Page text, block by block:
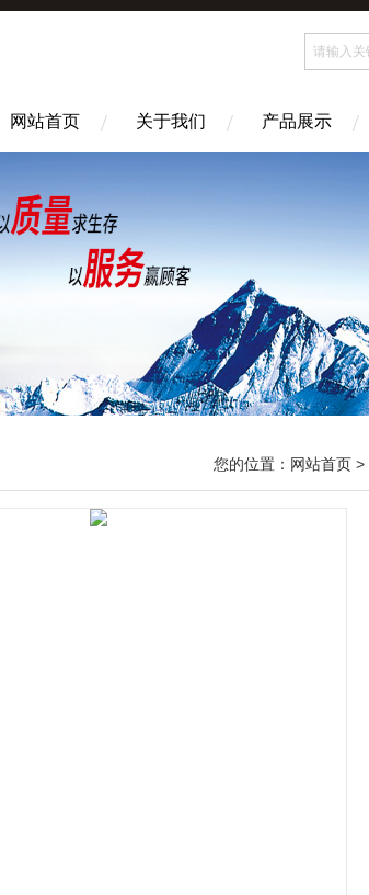
网站首页 关于我们 产品展示
您的位置： 网站首页 >